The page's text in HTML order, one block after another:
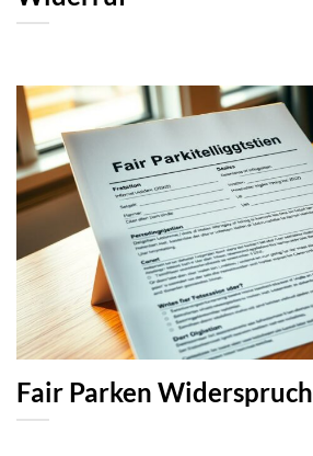
Fair Parken Widerspruch